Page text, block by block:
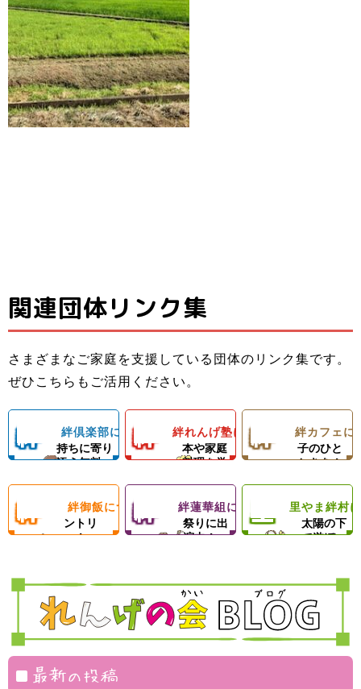
関連団体リンク集
さまざまなご家庭を支援している団体のリンク集です。
ぜひこちらもご活用ください。
絆
倶
楽
子どもの気
持ちに寄り
添う無料
子どもたちと親
＆子どもたちの
成長を支える無
絆倶楽部について
絆
れ
ん
塾
料理の基
本や家庭
料理を学
子ども料理教室
でお母さんのお
ようになろう！
体験型子ども食
絆れんげ塾について
絆
カ
フ
楽しい親
子のひと
ときを！
フェランチ（軽
絆カフェに
絆
飯
フードパ
ントリ
ー！
ひとり親家庭、
っぱいの手作り
ご飯＆食材配布
絆御飯について絆
華
組
地域のお
祭りに出
演中！
子ども食堂＆プ
ロの先生による
ダンスレッス
と食材配布でお
母さんをサポー
絆蓮華組について
里
ま
絆
思いきり
太陽の下
で遊ぼ
動を通じて子ど
もたちの心の成
里やま絆村
最新の投稿